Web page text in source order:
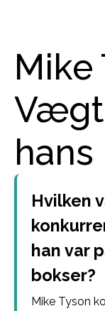
Mike
Hvilken
han var
bokser?
Mike Tyson